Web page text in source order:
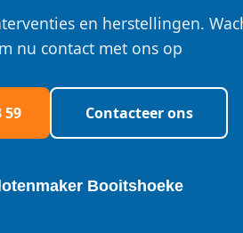
en herstellingen.
nu contact met ons op
59 Contacteer ons
Booitshoeke